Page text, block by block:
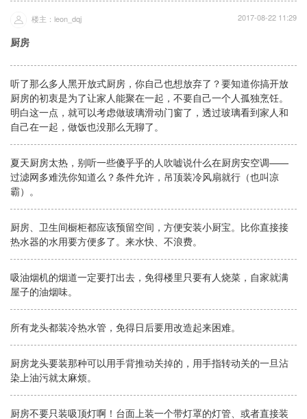
楼主：leon_dqj 2017-08-22 11:29
厨房
听了那么多人黑开放式厨房，你自己也想放弃了？要知道你搞开放
厨房的初衷是为了让家人能聚在一起，不要自己一个人孤独烹饪。
明白这一点，就可以考虑做玻璃滑动门窗了，透过玻璃看到家人和
自己在一起，做饭也没那么无聊了。
夏天厨房太热，别听一些傻乎乎的人吹嘘说什么在厨房安空调——
过滤网多难洗你知道么？条件允许，吊顶装冷风扇就行（也叫凉
霸）。
厨房、卫生间橱柜都应该预留空间，方便安装小厨宝。比你直接接
热水器的水用要方便多了。来水快、不浪费。
吸油烟机的烟道一定要打出去，免得楼里只要有人烧菜，自家就满
屋子的油烟味。
所有龙头都装冷热水管，免得日后要用改造起来困难。
厨房龙头要装那种可以用手背推动关掉的，用手指转动关的一旦沾
染上油污就太麻烦。
厨房不要只装吸顶灯啊！台面上装一个带灯罩的灯管、或者直接装